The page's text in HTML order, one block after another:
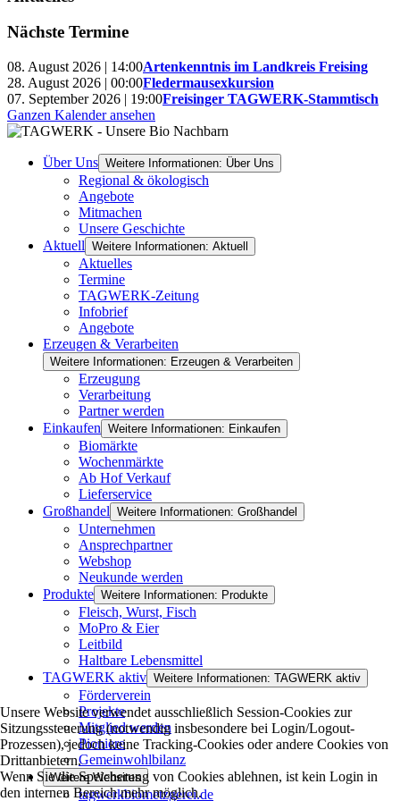
Nächste Termine
08. August 2026 | 14:00Artenkenntnis im Landkreis Freising
28. August 2026 | 00:00Fledermausexkursion
07. September 2026 | 19:00Freisinger TAGWERK-Stammtisch
Ganzen Kalender ansehen
Über Uns Weitere Informationen: Über Uns
Regional & ökologisch
Angebote
Mitmachen
Unsere Geschichte
Aktuell Weitere Informationen: Aktuell
Aktuelles
Termine
TAGWERK-Zeitung
Infobrief
Angebote
Erzeugen & Verarbeiten
Weitere Informationen: Erzeugen & Verarbeiten
Erzeugung
Verarbeitung
Partner werden
Einkaufen Weitere Informationen: Einkaufen
Biomärkte
Wochenmärkte
Ab Hof Verkauf
Lieferservice
Großhandel Weitere Informationen: Großhandel
Unternehmen
Ansprechpartner
Webshop
Neukunde werden
Produkte Weitere Informationen: Produkte
Fleisch, Wurst, Fisch
MoPro & Eier
Leitbild
Haltbare Lebensmittel
TAGWERK aktiv Weitere Informationen: TAGWERK aktiv
Förderverein
Projekte
Mitglied werden
Pioniere
Gemeinwohlbilanz
Weitere Websites
tagwerkbiometzgerei.de
Unsere Website verwendet ausschließlich Session-Cookies zur
Sitzungssteuerung (notwendig insbesondere bei Login/Logout-
Prozessen), jedoch keine Tracking-Cookies oder andere Cookies von
Drittanbietern.
Wenn Sie die Speicherung von Cookies ablehnen, ist kein Login in
den internen Bereich mehr möglich.